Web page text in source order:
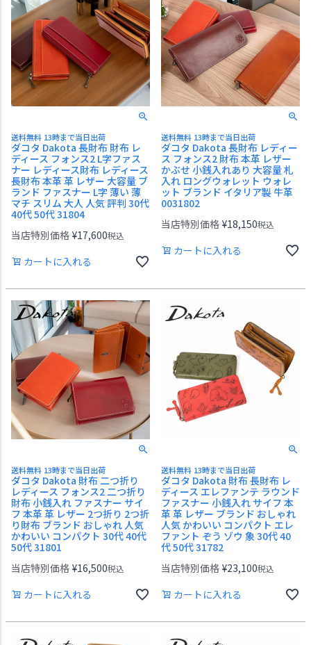
送料無料 13時まで当日出荷
ダコタ Dakota 長財布 財布 レ
ディース フォンス2 L字ファス
ナー レディース財布 レディース
長財布 本革 革 レザー 大容量 ブ
ランド ファスナー L字 薄い 薄
マチ スリム 大人 人気 評判 30代
40代 50代 31804
当店特別価格 ¥17,600税込
カートに入れる
送料無料 13時まで当日出荷
ダコタ Dakota 長財布 レディー
ス フォンス2 財布 本革 レザー
かぶせ 小銭入れあり 大容量 札
入れ ロングウォレット ウォレ
ット ブランド イタリア製 牛革
0031802
当店特別価格 ¥18,150税込
カートに入れる
送料無料 13時まで当日出荷
ダコタ Dakota 財布 二つ折り
レディース フォンス2 二つ折り
財布 小銭入れ ファスナー サイ
フ 本革 革 レザー 2つ折り 2つ折
り財布 ブランド おしゃれ 人気
かわいい コンパクト 30代 40代
50代 31801
当店特別価格 ¥16,500税込
カートに入れる
送料無料 13時まで当日出荷
ダコタ Dakota 財布 長財布 レ
ディース エレファンテ ラウンド
ファスナー 小銭入れ サイフ 本
革 革 レザー ブランド おしゃれ
人気 かわいい コンパクト エレ
ファント ぞう ゾウ 象 30代 40
代 50代 31782
当店特別価格 ¥23,100税込
カートに入れる